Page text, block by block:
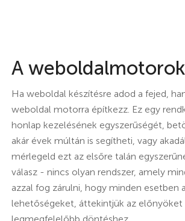
A
Ha weboldal készítésre adod a fejed,
weboldal motorra építkezz. Ez egy
honlap kezelésének egyszerűségét,
akár évek múltán is segítheti, vagy
mérlegeld ezt az elsőre talán
válasz - nincs olyan rendszer, amely
azzal fog zárulni, hogy minden esetben
lehetőségeket, áttekintjük az előnyöket